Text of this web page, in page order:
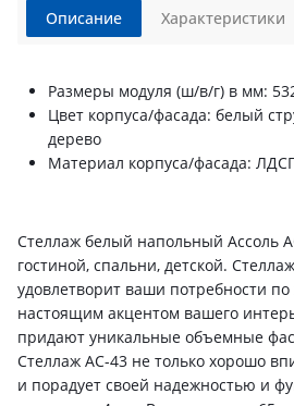
Описание
Размеры модуля (ш/в/г) в мм:
Цвет корпуса/фасада: белый
дерево
Материал корпуса/фасада:
Стеллаж белый напольный Ассоль
гостиной, спальни, детской.
удовлетворит ваши потребности
настоящим акцентом вашего
придают уникальные объемные
Стеллаж АС-43 не только хорошо
и порадует своей надежностью и
Характеристики